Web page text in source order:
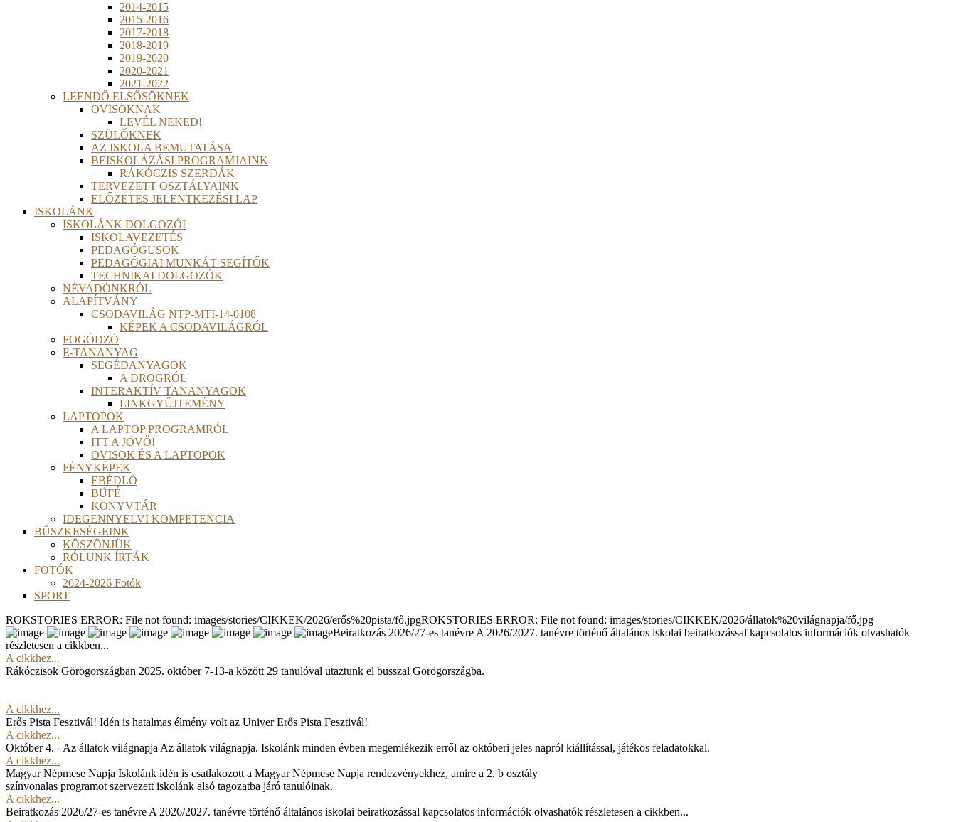
2014-2015
2015-2016
2017-2018
2018-2019
2019-2020
2020-2021
2021-2022
LEENDŐ ELSŐSÖKNEK
OVISOKNAK
LEVÉL NEKED!
SZÜLŐKNEK
AZ ISKOLA BEMUTATÁSA
BEISKOLÁZÁSI PROGRAMJAINK
RÁKÓCZIS SZERDÁK
TERVEZETT OSZTÁLYAINK
ELŐZETES JELENTKEZÉSI LAP
ISKOLÁNK
ISKOLÁNK DOLGOZÓI
ISKOLAVEZETÉS
PEDAGÓGUSOK
PEDAGÓGIAI MUNKÁT SEGÍTŐK
TECHNIKAI DOLGOZÓK
NÉVADÓNKRÓL
ALAPÍTVÁNY
CSODAVILÁG NTP-MTI-14-0108
KÉPEK A CSODAVILÁGRÓL
FOGÓDZÓ
E-TANANYAG
SEGÉDANYAGOK
A DROGRÓL
INTERAKTÍV TANANYAGOK
LINKGYŰJTEMÉNY
LAPTOPOK
A LAPTOP PROGRAMRÓL
ITT A JÖVŐ!
OVISOK ÉS A LAPTOPOK
FÉNYKÉPEK
EBÉDLŐ
BÜFÉ
KÖNYVTÁR
IDEGENNYELVI KOMPETENCIA
BÜSZKESÉGEINK
KÖSZÖNJÜK
RÓLUNK ÍRTÁK
FOTÓK
2024-2026 Fotók
SPORT
ROKSTORIES ERROR: File not found: images/stories/CIKKEK/2026/erős%20pista/fő.jpgROKSTORIES ERROR: File not found: images/stories/CIKKEK/2026/állatok%20világnapja/fő.jpg
Beiratkozás 2026/27-es tanévre A 2026/2027. tanévre történő általános iskolai beiratkozással kapcsolatos információk olvashatók
részletesen a cikkben...
A cikkhez...
Rákóczisok Görögországban 2025. október 7-13-a között 29 tanulóval utaztunk el busszal Görögországba.
A cikkhez...
Erős Pista Fesztivál! Idén is hatalmas élmény volt az Univer Erős Pista Fesztivál!
A cikkhez...
Október 4. - Az állatok világnapja Az állatok világnapja. Iskolánk minden évben megemlékezik erről az októberi jeles napról kiállítással, játékos feladatokkal.
A cikkhez...
Magyar Népmese Napja Iskolánk idén is csatlakozott a Magyar Népmese Napja rendezvényekhez, amire a 2. b osztály
színvonalas programot szervezett iskolánk alsó tagozatba járó tanulóinak.
A cikkhez...
Beiratkozás 2026/27-es tanévre A 2026/2027. tanévre történő általános iskolai beiratkozással kapcsolatos információk olvashatók részletesen a cikkben...